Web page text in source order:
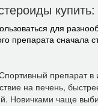
для
препарата сначала
препарат
на печень,
Новичками чаще